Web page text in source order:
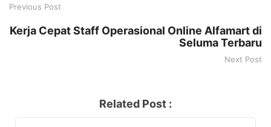
Previous Post
Kerja Cepat Staff Operasional Online Alfamart di
Seluma Terbaru
Next Post
Related Post :